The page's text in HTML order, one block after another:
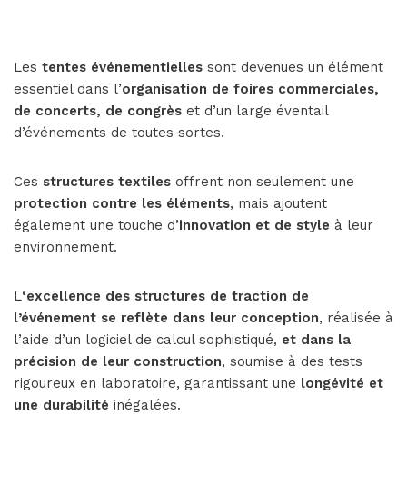
Les tentes événementielles sont devenues un élément
essentiel dans l’organisation de foires commerciales,
de concerts, de congrès et d’un large éventail
d’événements de toutes sortes.
Ces structures textiles offrent non seulement une
protection contre les éléments, mais ajoutent
également une touche d’innovation et de style à leur
environnement.
L‘excellence des structures de traction de
l’événement se reflète dans leur conception, réalisée à
l’aide d’un logiciel de calcul sophistiqué, et dans la
précision de leur construction, soumise à des tests
rigoureux en laboratoire, garantissant une longévité et
une durabilité inégalées.